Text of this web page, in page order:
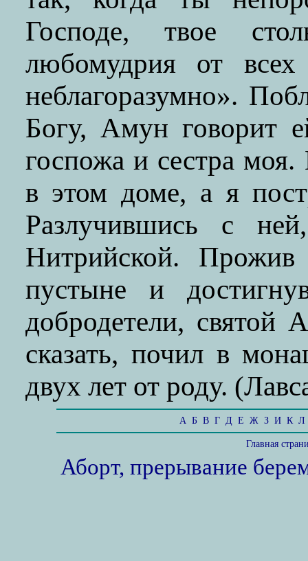
Господе, твое
любомудрия от
неблагоразумно».
Богу, Амун говорит
госпожа и сестра моя.
в этом доме, а я
Разлучившись с
Нитрийской.
пустыне и
добродетели, святой
сказать, почил в
двух лет от роду.
А Б В Г Д Е Ж З И К Л
Главная
Аборт, прерывание